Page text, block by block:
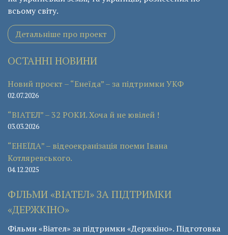
всьому світу.
Детальніше про проект
ОСТАННІ НОВИНИ
Новий проєкт – “Енеїда” – за підтримки УКФ
02.07.2026
“ВІАТЕЛ” – 32 РОКИ. Хоча й не ювілей !
03.03.2026
“ЕНЕЇДА” – відеоекранізація поеми Івана
Котляревського.
04.12.2025
ФІЛЬМИ «ВІАТЕЛ» ЗА ПІДТРИМКИ
«ДЕРЖКІНО»
Фільми «Віател» за підтримки «Держкіно». Підготовка